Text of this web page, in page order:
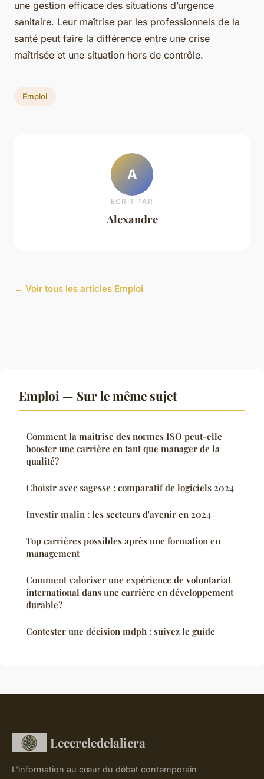
une gestion efficace des situations d’urgence
sanitaire. Leur maîtrise par les professionnels de la
santé peut faire la différence entre une crise
maîtrisée et une situation hors de contrôle.
Emploi
A
ECRIT PAR
Alexandre
← Voir tous les articles Emploi
Emploi — Sur le même sujet
Comment la maîtrise des normes ISO peut-elle
booster une carrière en tant que manager de la
qualité?
Choisir avec sagesse : comparatif de logiciels 2024
Investir malin : les secteurs d'avenir en 2024
Top carrières possibles après une formation en
management
Comment valoriser une expérience de volontariat
international dans une carrière en développement
durable?
Contester une décision mdph : suivez le guide
Lecercledelalicra
L'information au cœur du débat contemporain